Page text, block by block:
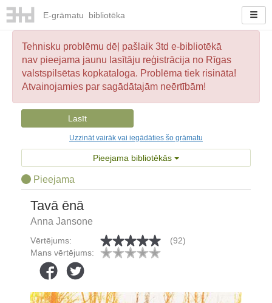
E-grāmatu bibliotēka
Tehnisku problēmu dēļ pašlaik 3td e-bibliotēkā
nav pieejama jaunu lasītāju reģistrācija no Rīgas
valstspilsētas kopkataloga. Problēma tiek risināta!
Atvainojamies par sagādātajām neērtībām!
Lasīt
Uzzināt vairāk vai iegādāties šo grāmatu
Pieejama bibliotēkās
Pieejama
Tavā ēnā
Anna Jansone
Vērtējums:
(92)
Mans vērtējums: